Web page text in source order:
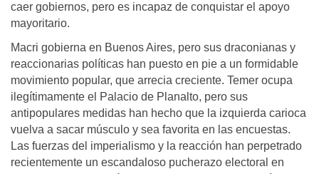
caer gobiernos, pero es incapaz de conquistar el apoyo
mayoritario.
Macri gobierna en Buenos Aires, pero sus draconianas y
reaccionarias políticas han puesto en pie a un formidable
movimiento popular, que arrecia creciente. Temer ocupa
ilegítimamente el Palacio de Planalto, pero sus
antipopulares medidas han hecho que la izquierda carioca
vuelva a sacar músculo y sea favorita en las encuestas.
Las fuerzas del imperialismo y la reacción han perpetrado
recientemente un escandaloso pucherazo electoral en